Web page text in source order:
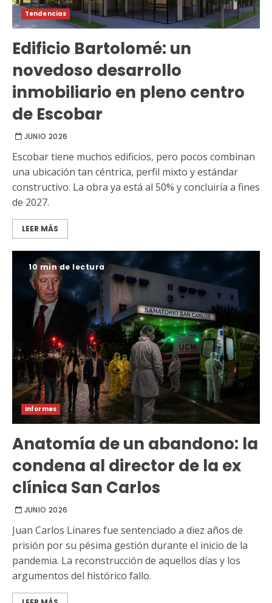
Tendencias
Edificio Bartolomé: un
novedoso desarrollo
inmobiliario en pleno centro
de Escobar
JUNIO 2026
Escobar tiene muchos edificios, pero pocos combinan
una ubicación tan céntrica, perfil mixto y estándar
constructivo. La obra ya está al 50% y concluiría a fines
de 2027.
LEER MÁS
10 min de lectura
Informes
Anatomía de un abandono: la
condena al director de la ex
clínica San Carlos
JUNIO 2026
Juan Carlos Linares fue sentenciado a diez años de
prisión por su pésima gestión durante el inicio de la
pandemia. La reconstrucción de aquellos días y los
argumentos del histórico fallo.